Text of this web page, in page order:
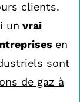
clients.
un vrai
en
sont
de gaz à